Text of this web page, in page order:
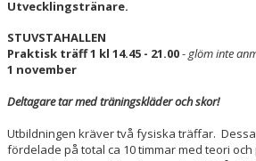
Utvecklingstränare.
STUVSTAHALLEN
Praktisk träff 1 kl 14.45 - 21.00-glöm inte
1 november
Deltagare tar med träningskläder och skor!
Utbildningen kräver två fysiska träffar.
fördelade på total ca 10 timmar med teori